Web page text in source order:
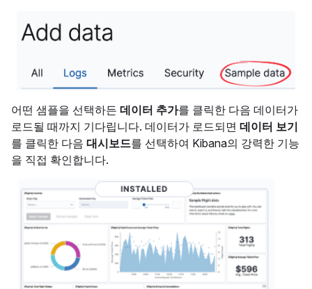
어떤 샘플을 선택하든 데이터 추가를 클릭한 다음 데이터가
로드될 때까지 기다립니다. 데이터가 로드되면 데이터 보기
를 클릭한 다음 대시보드를 선택하여 Kibana의 강력한 기능
을 직접 확인합니다.